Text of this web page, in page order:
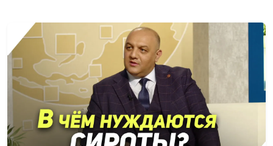
ограничениями или
без?
Мой Бог — источник
всех ответов
Анна Богатская,
Дмитрий Булатов,
священнослужитель,
доктор богословия
Как Бог вёл и
Анна Богатская, Роман